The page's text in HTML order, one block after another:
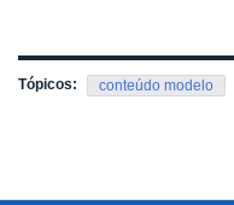
Tópicos: conteúdo modelo